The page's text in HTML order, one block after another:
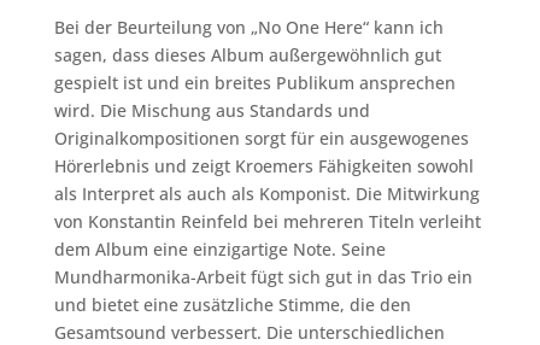
Bei der Beurteilung von „No One Here“ kann ich
sagen, dass dieses Album außergewöhnlich gut
gespielt ist und ein breites Publikum ansprechen
wird. Die Mischung aus Standards und
Originalkompositionen sorgt für ein ausgewogenes
Hörerlebnis und zeigt Kroemers Fähigkeiten sowohl
als Interpret als auch als Komponist. Die Mitwirkung
von Konstantin Reinfeld bei mehreren Titeln verleiht
dem Album eine einzigartige Note. Seine
Mundharmonika-Arbeit fügt sich gut in das Trio ein
und bietet eine zusätzliche Stimme, die den
Gesamtsound verbessert. Die unterschiedlichen